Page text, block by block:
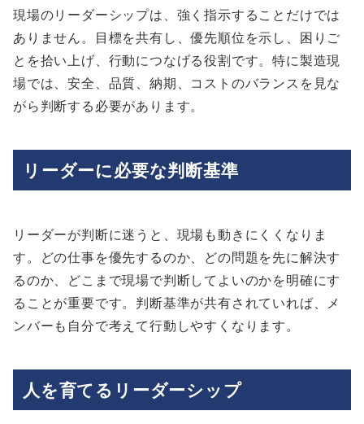
現場のリーダーシップは、強く指示することだけでは
ありません。目標を共有し、優先順位を示し、困りご
とを拾い上げ、行動につなげる役割です。特に製造現
場では、安全、品質、納期、コストのバランスを見な
がら判断する必要があります。
リーダーに必要な判断基準
リーダーが判断に迷うと、現場も動きにくくなりま
す。どの仕事を優先するのか、どの問題を先に解決す
るのか、どこまで現場で判断してよいのかを明確にす
ることが重要です。判断基準が共有されていれば、メ
ンバーも自分で考えて行動しやすくなります。
人を育てるリーダーシップ